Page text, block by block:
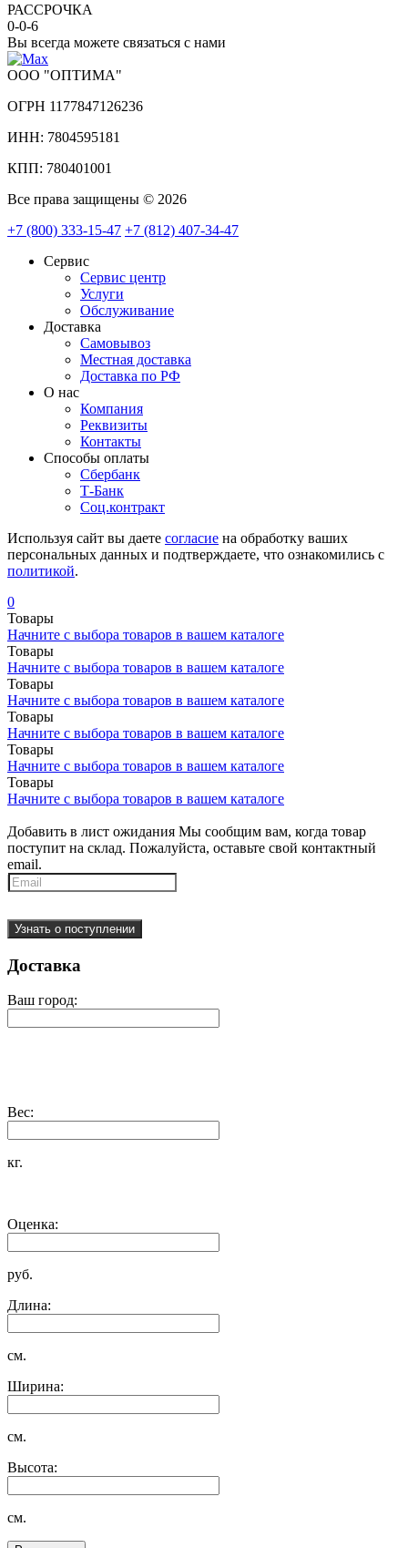
РАССРОЧКА
0-0-6
Вы всегда можете связаться с нами
ООО "ОПТИМА"
ОГРН 1177847126236
ИНН: 7804595181
КПП: 780401001
Все права защищены © 2026
+7 (800) 333-15-47 +7 (812) 407-34-47
Сервис
Сервис центр
Услуги
Обслуживание
Доставка
Самовывоз
Местная доставка
Доставка по РФ
О нас
Компания
Реквизиты
Контакты
Cпособы оплаты
Сбербанк
Т-Банк
Соц.контракт
Используя сайт вы даете согласие на обработку ваших
персональных данных и подтверждаете, что ознакомились с
политикой.
0
Товары
Начните с выбора товаров в вашем каталоге
Товары
Начните с выбора товаров в вашем каталоге
Товары
Начните с выбора товаров в вашем каталоге
Товары
Начните с выбора товаров в вашем каталоге
Товары
Начните с выбора товаров в вашем каталоге
Товары
Начните с выбора товаров в вашем каталоге
Добавить в лист ожидания Мы сообщим вам, когда товар
поступит на склад. Пожалуйста, оставьте свой контактный
email.
Узнать о поступлении
Доставка
Ваш город:
Вес:
кг.
Оценка:
руб.
Длина:
см.
Ширина:
см.
Высота:
см.